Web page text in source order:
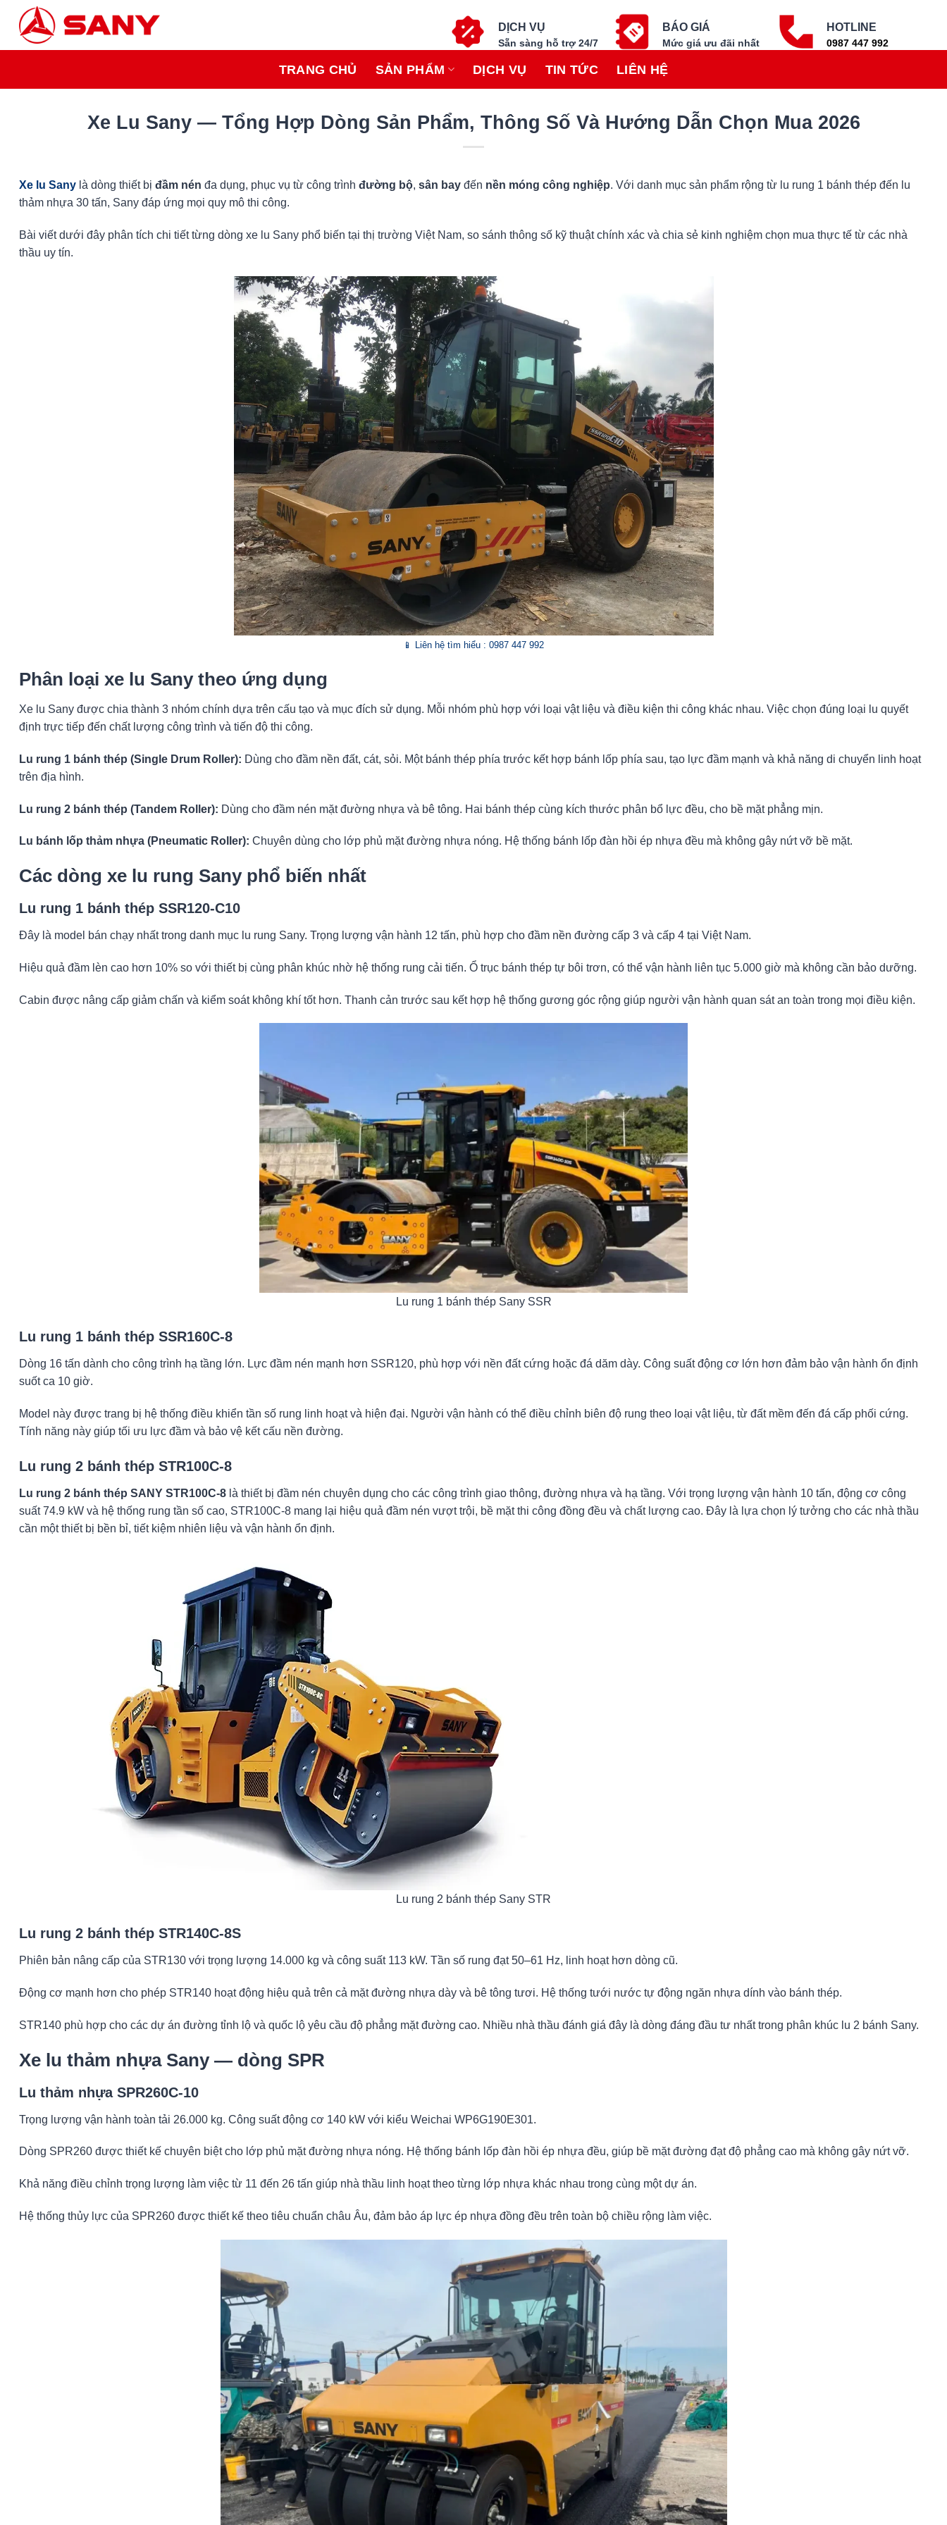
DỊCH VỤ
Sẵn sàng hỗ trợ 24/7
BÁO GIÁ
Mức giá ưu đãi nhất
HOTLINE
0987 447 992
TRANG CHỦ SẢN PHẨM DỊCH VỤ TIN TỨC LIÊN HỆ
Xe Lu Sany — Tổng Hợp Dòng Sản Phẩm, Thông Số Và Hướng Dẫn Chọn Mua 2026
Xe lu Sany là dòng thiết bị đầm nén đa dụng, phục vụ từ công trình đường bộ, sân bay đến nền móng công nghiệp. Với danh mục sản phẩm rộng từ lu rung 1 bánh thép đến lu
thảm nhựa 30 tấn, Sany đáp ứng mọi quy mô thi công.
Bài viết dưới đây phân tích chi tiết từng dòng xe lu Sany phổ biến tại thị trường Việt Nam, so sánh thông số kỹ thuật chính xác và chia sẻ kinh nghiệm chọn mua thực tế từ các nhà
thầu uy tín.
📱 Liên hệ tìm hiểu : 0987 447 992
Phân loại xe lu Sany theo ứng dụng
Xe lu Sany được chia thành 3 nhóm chính dựa trên cấu tạo và mục đích sử dụng. Mỗi nhóm phù hợp với loại vật liệu và điều kiện thi công khác nhau. Việc chọn đúng loại lu quyết
định trực tiếp đến chất lượng công trình và tiến độ thi công.
Lu rung 1 bánh thép (Single Drum Roller): Dùng cho đầm nền đất, cát, sỏi. Một bánh thép phía trước kết hợp bánh lốp phía sau, tạo lực đầm mạnh và khả năng di chuyển linh hoạt
trên địa hình.
Lu rung 2 bánh thép (Tandem Roller): Dùng cho đầm nén mặt đường nhựa và bê tông. Hai bánh thép cùng kích thước phân bổ lực đều, cho bề mặt phẳng mịn.
Lu bánh lốp thảm nhựa (Pneumatic Roller): Chuyên dùng cho lớp phủ mặt đường nhựa nóng. Hệ thống bánh lốp đàn hồi ép nhựa đều mà không gây nứt vỡ bề mặt.
Các dòng xe lu rung Sany phổ biến nhất
Lu rung 1 bánh thép SSR120-C10
Đây là model bán chạy nhất trong danh mục lu rung Sany. Trọng lượng vận hành 12 tấn, phù hợp cho đầm nền đường cấp 3 và cấp 4 tại Việt Nam.
Hiệu quả đầm lèn cao hơn 10% so với thiết bị cùng phân khúc nhờ hệ thống rung cải tiến. Ổ trục bánh thép tự bôi trơn, có thể vận hành liên tục 5.000 giờ mà không cần bảo dưỡng.
Cabin được nâng cấp giảm chấn và kiểm soát không khí tốt hơn. Thanh cản trước sau kết hợp hệ thống gương góc rộng giúp người vận hành quan sát an toàn trong mọi điều kiện.
Lu rung 1 bánh thép Sany SSR
Lu rung 1 bánh thép SSR160C-8
Dòng 16 tấn dành cho công trình hạ tầng lớn. Lực đầm nén mạnh hơn SSR120, phù hợp với nền đất cứng hoặc đá dăm dày. Công suất động cơ lớn hơn đảm bảo vận hành ổn định
suốt ca 10 giờ.
Model này được trang bị hệ thống điều khiển tần số rung linh hoạt và hiện đại. Người vận hành có thể điều chỉnh biên độ rung theo loại vật liệu, từ đất mềm đến đá cấp phối cứng.
Tính năng này giúp tối ưu lực đầm và bảo vệ kết cấu nền đường.
Lu rung 2 bánh thép STR100C-8
Lu rung 2 bánh thép SANY STR100C-8 là thiết bị đầm nén chuyên dụng cho các công trình giao thông, đường nhựa và hạ tầng. Với trọng lượng vận hành 10 tấn, động cơ công
suất 74.9 kW và hệ thống rung tần số cao, STR100C-8 mang lại hiệu quả đầm nén vượt trội, bề mặt thi công đồng đều và chất lượng cao. Đây là lựa chọn lý tưởng cho các nhà thầu
cần một thiết bị bền bỉ, tiết kiệm nhiên liệu và vận hành ổn định.
Lu rung 2 bánh thép Sany STR
Lu rung 2 bánh thép STR140C-8S
Phiên bản nâng cấp của STR130 với trọng lượng 14.000 kg và công suất 113 kW. Tần số rung đạt 50–61 Hz, linh hoạt hơn dòng cũ.
Động cơ mạnh hơn cho phép STR140 hoạt động hiệu quả trên cả mặt đường nhựa dày và bê tông tươi. Hệ thống tưới nước tự động ngăn nhựa dính vào bánh thép.
STR140 phù hợp cho các dự án đường tỉnh lộ và quốc lộ yêu cầu độ phẳng mặt đường cao. Nhiều nhà thầu đánh giá đây là dòng đáng đầu tư nhất trong phân khúc lu 2 bánh Sany.
Xe lu thảm nhựa Sany — dòng SPR
Lu thảm nhựa SPR260C-10
Trọng lượng vận hành toàn tải 26.000 kg. Công suất động cơ 140 kW với kiểu Weichai WP6G190E301.
Dòng SPR260 được thiết kế chuyên biệt cho lớp phủ mặt đường nhựa nóng. Hệ thống bánh lốp đàn hồi ép nhựa đều, giúp bề mặt đường đạt độ phẳng cao mà không gây nứt vỡ.
Khả năng điều chỉnh trọng lượng làm việc từ 11 đến 26 tấn giúp nhà thầu linh hoạt theo từng lớp nhựa khác nhau trong cùng một dự án.
Hệ thống thủy lực của SPR260 được thiết kế theo tiêu chuẩn châu Âu, đảm bảo áp lực ép nhựa đồng đều trên toàn bộ chiều rộng làm việc.